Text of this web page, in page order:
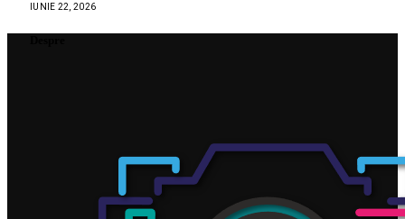
IUNIE 22, 2026